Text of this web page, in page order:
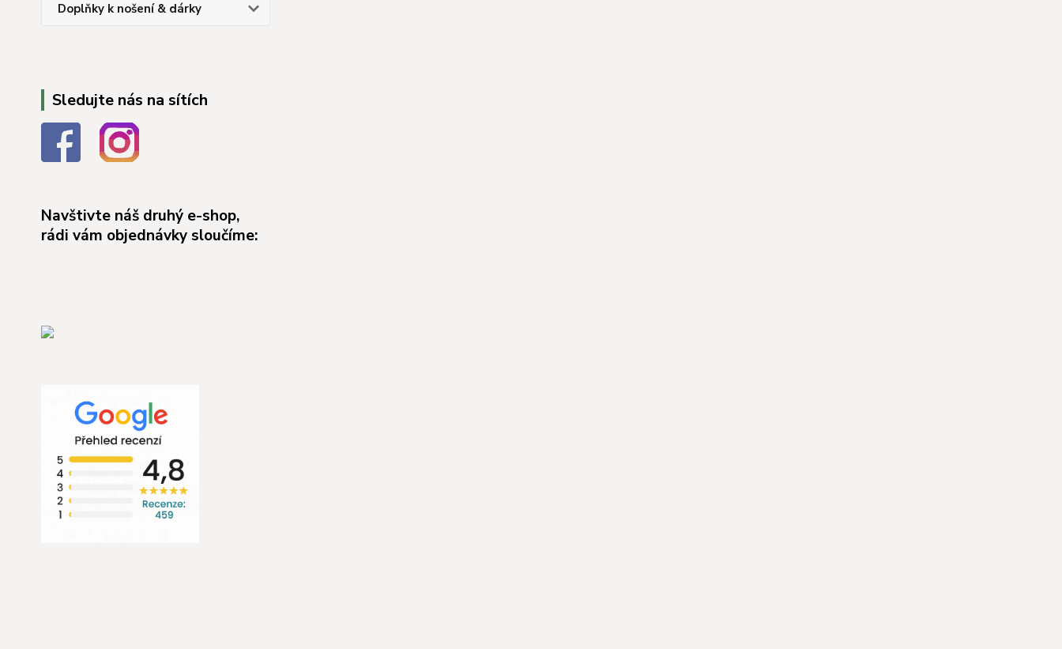
Doplňky k nošení & dárky
Sledujte nás na sítích
Navštivte náš druhý e-shop,
rádi vám objednávky sloučíme: